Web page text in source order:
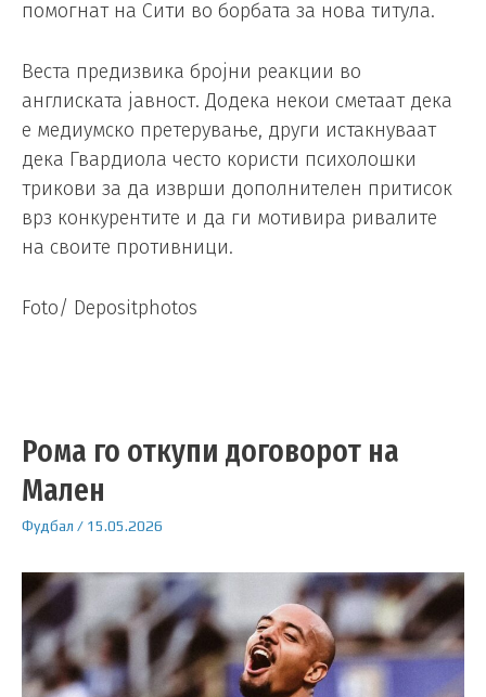
помогнат на Сити во борбата за нова титула.
Веста предизвика бројни реакции во
англиската јавност. Додека некои сметаат дека
е медиумско претерување, други истакнуваат
дека Гвардиола често користи психолошки
трикови за да изврши дополнителен притисок
врз конкурентите и да ги мотивира ривалите
на своите противници.
Foto/ Depositphotos
Рома го откупи договорот на
Мален
Фудбал / 15.05.2026